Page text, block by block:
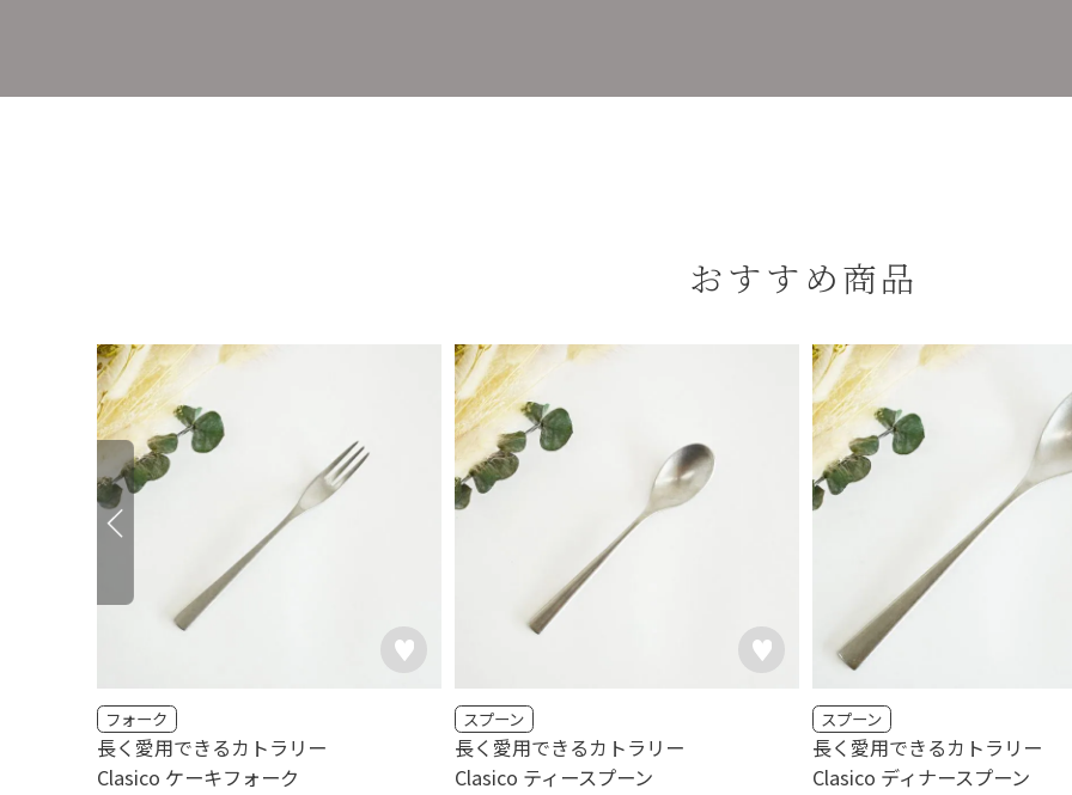
おすすめ商品
Clasico ケーキフォーク
フォーク
長く愛用できるカトラリー
Clasico ティースプーン
スプーン
長く愛用できるカトラリー
Clasico ディナースプーン
スプーン
長く愛用できるカトラリー